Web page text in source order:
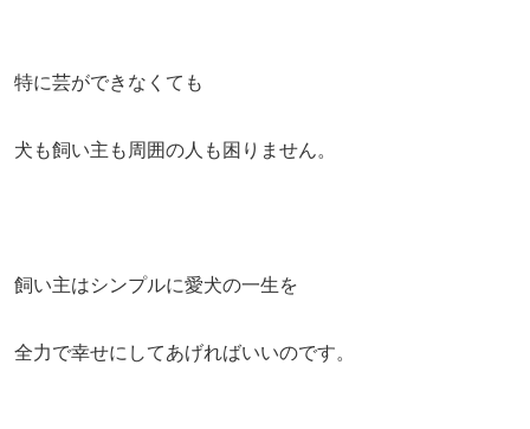
特に芸ができなくても
犬も飼い主も周囲の人も困りません。
飼い主はシンプルに愛犬の一生を
全力で幸せにしてあげればいいのです。